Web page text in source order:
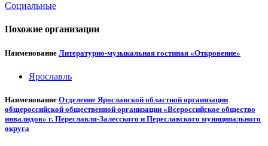
Социальные
Похожие организации
Наименование Литературно-музыкальная гостиная «Откровение»
Ярославль
Наименование Отделение Ярославской областной организации
общероссийской общественной организации «Всероссийское общество
инвалидов» г. Переславля-Залесского и Переславского муниципального
округа